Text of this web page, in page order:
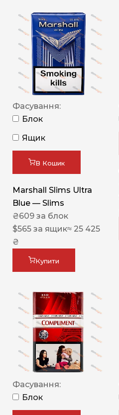
Фасування:
Блок
Ящик
В Кошик
Marshall Slims Ultra
Blue — Slims
₴609 за блок
$565 за ящик≈ 25 425
₴
Купити
Фасування:
Блок